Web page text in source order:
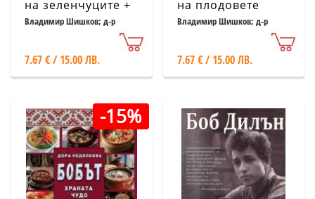
на зеленчуците +
Карти с героите
Владимир Шишков; д-р
7.67 € / 15.00 ЛВ.
на плодовете
Владимир Шишков; д-р
7.67 € / 15.00 ЛВ.
-15%